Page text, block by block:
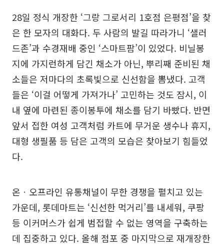
28일 정식 개장한 ‘그랑 그로서리 1호점 은평점’을 찾
은 한 모자의 대화다. 두 사람의 발길 따라가니 ‘샐러
드존’과 수경재배 중인 ‘스마트팜’이 있었다. 비닐봉
지에 가지런하게 담긴 채소가 아닌, 뿌리째 준비된 채
소들은 저마다의 초록빛으로 신선함을 뽐냈다. 고객
들은 ‘이걸 어떻게 가져가나’ 고민하는 것도 잠시, 이
내 옆에 마련된 종이봉투에 채소를 담기 바빴다. 반면
앞서 접한 여성 고객처럼 카트에 무거운 생수나 휴지,
대형 생필품 등 담은 고객의 모습은 찾아보기 힘들었
다.
온ㆍ오프라인 유통채널이 무한 경쟁을 펼치고 있는
가운데, 롯데마트는 ‘신선한 먹거리’를 내세워, 쿠팡
등 이커머스가 쉽게 범접할 수 없는 영역을 구축하는
데 집중하고 있다. 올해 점포 중 마지막으로 재개장한